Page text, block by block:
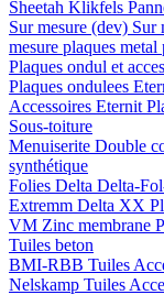
Sheetah Klikfels
Sur mesure (dev) Sur
mesure plaques
Plaques ondul et
Plaques ondulees
Accessoires Eternit
Sous-toiture
Menuiserite Double
synthétique
Folies Delta Delta-
Extremm Delta XX
VM Zinc membrane
Tuiles beton
BMI-RBB Tuiles
Nelskamp Tuiles